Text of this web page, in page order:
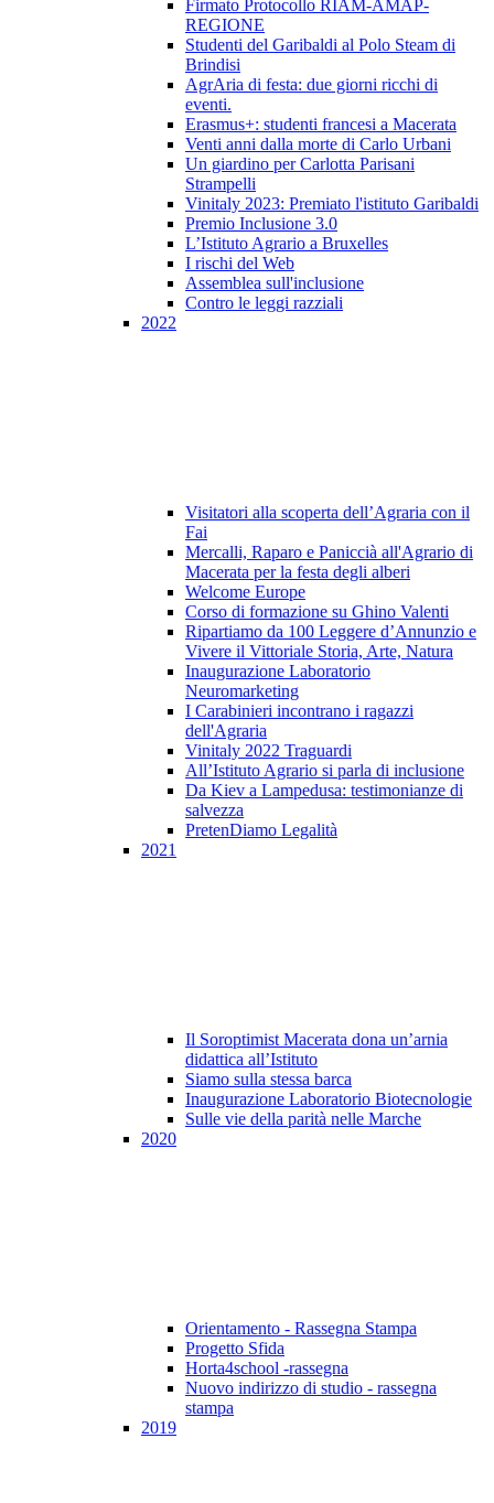
Firmato Protocollo RIAM-AMAP-
REGIONE
Studenti del Garibaldi al Polo Steam di
Brindisi
AgrAria di festa: due giorni ricchi di
eventi.
Erasmus+: studenti francesi a Macerata
Venti anni dalla morte di Carlo Urbani
Un giardino per Carlotta Parisani
Strampelli
Vinitaly 2023: Premiato l'istituto Garibaldi
Premio Inclusione 3.0
L’Istituto Agrario a Bruxelles
I rischi del Web
Assemblea sull'inclusione
Contro le leggi razziali
2022
Visitatori alla scoperta dell’Agraria con il
Fai
Mercalli, Raparo e Paniccià all'Agrario di
Macerata per la festa degli alberi
Welcome Europe
Corso di formazione su Ghino Valenti
Ripartiamo da 100 Leggere d’Annunzio e
Vivere il Vittoriale Storia, Arte, Natura
Inaugurazione Laboratorio
Neuromarketing
I Carabinieri incontrano i ragazzi
dell'Agraria
Vinitaly 2022 Traguardi
All’Istituto Agrario si parla di inclusione
Da Kiev a Lampedusa: testimonianze di
salvezza
PretenDiamo Legalità
2021
Il Soroptimist Macerata dona un’arnia
didattica all’Istituto
Siamo sulla stessa barca
Inaugurazione Laboratorio Biotecnologie
Sulle vie della parità nelle Marche
2020
Orientamento - Rassegna Stampa
Progetto Sfida
Horta4school -rassegna
Nuovo indirizzo di studio - rassegna
stampa
2019